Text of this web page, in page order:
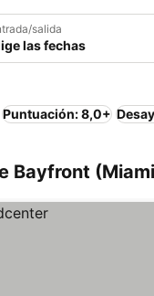
salida
las fechas
Puntuación: 8,0+
Bayfront